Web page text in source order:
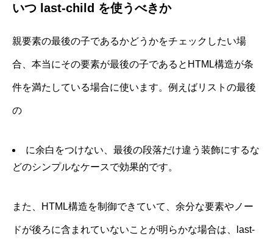
いつ last-child を使うべきか
親要素の最後の子であるかどうかをチェックしたい場
合、本当にその要素が最後の子であるとHTML構造が条
件を満たしている場合に使います。例えばリストの最後
の
に余白をつけない、最後の段落だけ違う装飾にするな
どのシンプルなケースで効果的です。
また、HTML構造を制御できていて、余分な要素やノー
ドが後ろに含まれていないことが明らかな場合は、last-